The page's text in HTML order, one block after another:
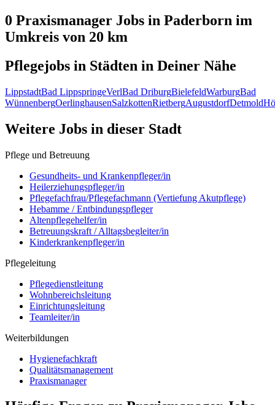
0 Praxismanager Jobs in Paderborn im
Umkreis von 20 km
Pflegejobs in Städten in Deiner Nähe
LippstadtBad LippspringeVerlBad DriburgBielefeldWarburgBad
WünnenbergOerlinghausenSalzkottenRietbergAugustdorfDetmold
Weitere Jobs in dieser Stadt
Pflege und Betreuung
Gesundheits- und Krankenpfleger/in
Heilerziehungspfleger/in
Pflegefachfrau/Pflegefachmann (Vertiefung Akutpflege)
Hebamme / Entbindungspfleger
Altenpflegehelfer/in
Betreuungskraft / Alltagsbegleiter/in
Kinderkrankenpfleger/in
Pflegeleitung
Pflegedienstleitung
Wohnbereichsleitung
Einrichtungsleitung
Teamleiter/in
Weiterbildungen
Hygienefachkraft
Qualitätsmanagement
Praxismanager